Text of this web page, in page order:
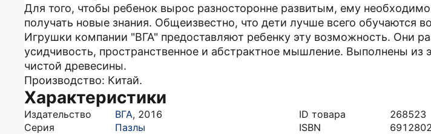
Для того, чтобы ребенок вырос разносторонне развитым, ему
получать новые знания. Общеизвестно, что дети лучше всего обучаются
Игрушки компании "ВГА" предоставляют ребенку эту возможность. Они
усидчивость, пространственное и абстрактное мышление. Выполнены из
чистой древесины.
Производство: Китай.
Характеристики
Издательство ВГА, 2016
Серия
Пазлы
ID товара
268523
ISBN